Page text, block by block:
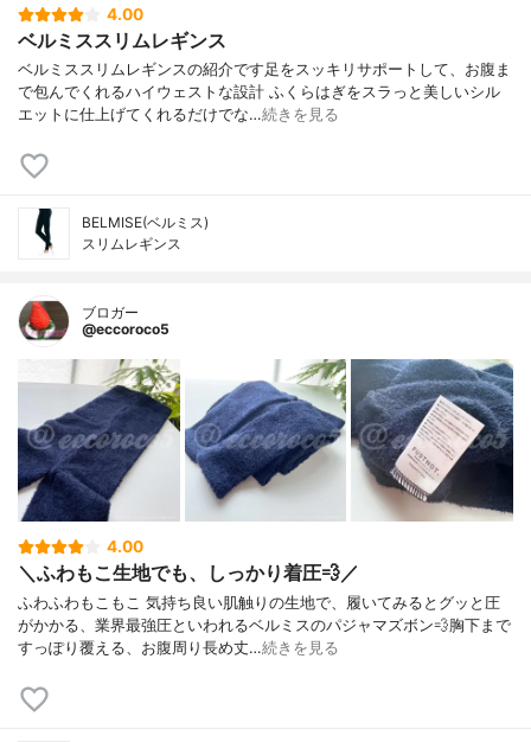
4.00
ベルミススリムレギンス
ベルミススリムレギンスの紹介です足をスッキリサポートして、お腹ま
で包んでくれるハイウェストな設計 ふくらはぎをスラっと美しいシル
エットに仕上げてくれるだけでな…続きを見る
BELMISE(ベルミス)
スリムレギンス
ブロガー
@eccoroco5
4.00
＼ふわもこ生地でも、しっかり着圧💨／
ふわふわもこもこ 気持ち良い肌触りの生地で、履いてみるとグッと圧
がかかる、業界最強圧といわれるベルミスのパジャマズボン💨⁡胸下まで
すっぽり覆える、お腹周り長め丈…続きを見る